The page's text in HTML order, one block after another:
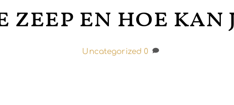
en hoe
Uncategorized 0